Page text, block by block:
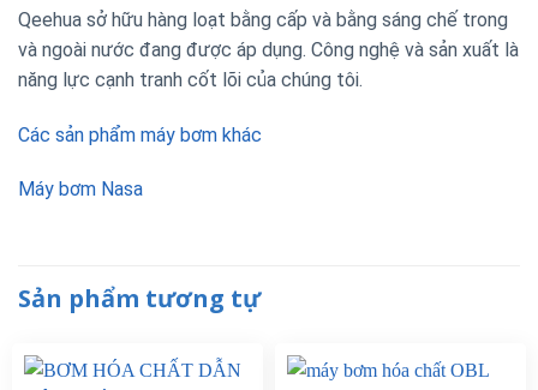
Qeehua sở hữu hàng loạt bằng cấp và bằng sáng chế trong
và ngoài nước đang được áp dụng. Công nghệ và sản xuất là
năng lực cạnh tranh cốt lõi của chúng tôi.
Các sản phẩm máy bơm khác
Máy bơm Nasa
Sản phẩm tương tự